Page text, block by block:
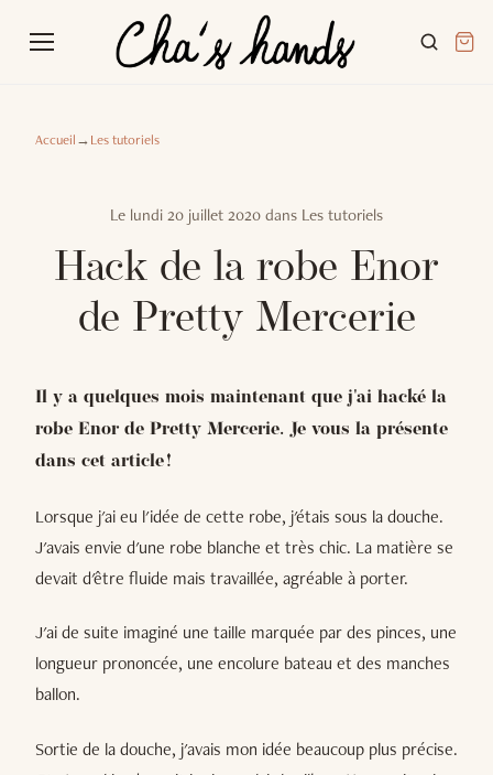
Accueil→Les tutoriels
Le lundi 20 juillet 2020 dans Les tutoriels
Hack de la robe Enor
de Pretty Mercerie
Il y a quelques mois maintenant que j'ai hacké la
robe Enor de Pretty Mercerie. Je vous la présente
dans cet article !
Lorsque j'ai eu l'idée de cette robe, j'étais sous la douche.
J'avais envie d'une robe blanche et très chic. La matière se
devait d'être fluide mais travaillée, agréable à porter.
J'ai de suite imaginé une taille marquée par des pinces, une
longueur prononcée, une encolure bateau et des manches
ballon.
Sortie de la douche, j'avais mon idée beaucoup plus précise.